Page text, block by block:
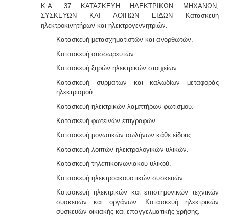
Κ.Α. 37 ΚΑΤΑΣΚΕΥΗ ΗΛΕΚΤΡΙΚΩΝ ΜΗΧΑΝΩΝ,
ΣΥΣΚΕΥΩΝ ΚΑΙ ΛΟΙΠΩΝ ΕΙΔΩΝ Κατασκευή
ηλεκτροκινητήρων και ηλεκτρογεννητριών.
Κατασκευή μετασχηματιστών και ανορθωτών.
Κατασκευή συσσωρευτών.
Κατασκευή ξηρών ηλεκτρικών στοιχείων.
Κατασκευή συρμάτων και καλωδίων μεταφοράς
ηλεκτρισμού.
Κατασκευή ηλεκτρικών λαμπτήρων φωτισμού.
Κατασκευή φωτεινών επιγραφών.
Κατασκευή μονωτικών σωλήνων κάθε είδους.
Κατασκευή λοιπών ηλεκτρολογικών υλικών.
Κατασκευή τηλεπικοινωνιακού υλικού.
Κατασκευή ηλεκτροακουστικών συσκευών.
Κατασκευή ηλεκτρικών και επιστημονικών τεχνικών
συσκευών και οργάνων. Κατασκευή ηλεκτρικών
συσκευών οικιακής και επαγγελματικής χρήσης.